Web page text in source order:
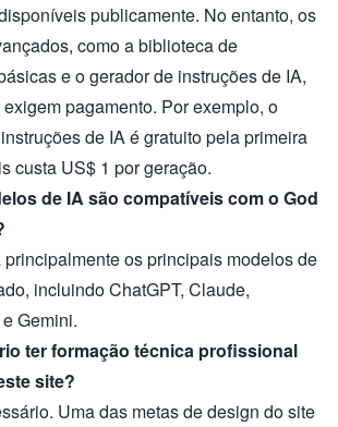
publicamente. No entanto, os
como a biblioteca de
e o gerador de instruções de IA,
pagamento. Por exemplo, o
de IA é gratuito pela primeira
custa US$ 1 por geração.
de IA são compatíveis com o God
principalmente os principais modelos de
incluindo ChatGPT, Claude,
Gemini.
ter formação técnica profissional
site?
Uma das metas de design do site